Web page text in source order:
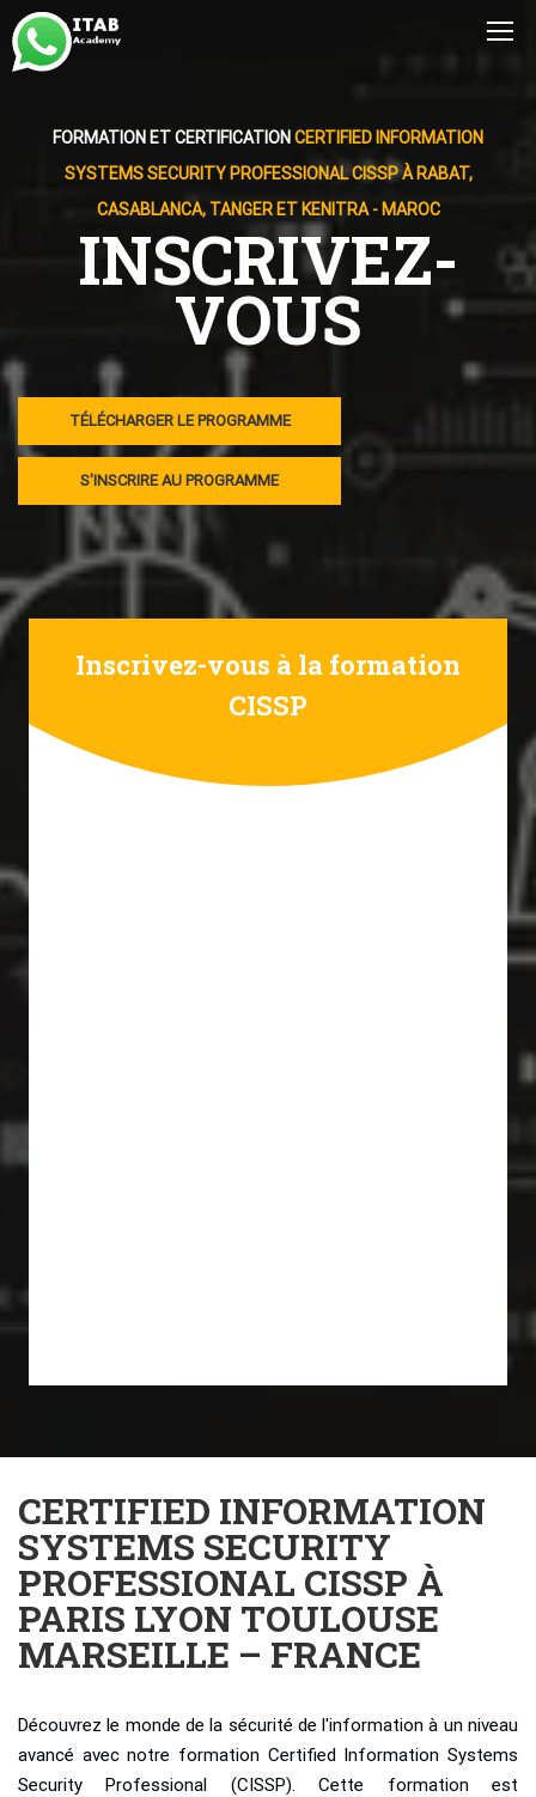
FORMATION ET CERTIFICATION CERTIFIED INFORMATION
SYSTEMS SECURITY PROFESSIONAL CISSP À RABAT,
CASABLANCA, TANGER ET KENITRA - MAROC
INSCRIVEZ-
VOUS
TÉLÉCHARGER LE PROGRAMME
S'INSCRIRE AU PROGRAMME
Inscrivez-vous à la formation
CISSP
CERTIFIED INFORMATION
SYSTEMS SECURITY
PROFESSIONAL CISSP À
PARIS LYON TOULOUSE
MARSEILLE – FRANCE
Découvrez le monde de la sécurité de l'information à un niveau
avancé avec notre formation Certified Information Systems
Security Professional (CISSP). Cette formation est